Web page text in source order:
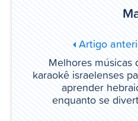
Artigo
Melhores músicas
karaokê israelenses
aprender
enquanto se